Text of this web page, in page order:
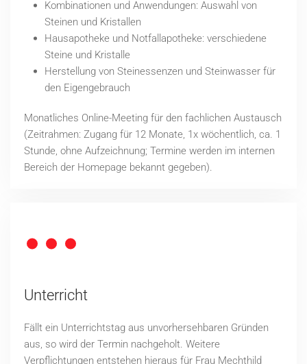
Kombinationen und Anwendungen: Auswahl von
Steinen und Kristallen
Hausapotheke und Notfallapotheke: verschiedene
Steine und Kristalle
Herstellung von Steinessenzen und Steinwasser für
den Eigengebrauch
Monatliches Online-Meeting für den fachlichen Austausch
(Zeitrahmen: Zugang für 12 Monate, 1x wöchentlich, ca. 1
Stunde, ohne Aufzeichnung; Termine werden im internen
Bereich der Homepage bekannt gegeben).
Unterricht
Fällt ein Unterrichtstag aus unvorhersehbaren Gründen
aus, so wird der Termin nachgeholt. Weitere
Verpflichtungen entstehen hieraus für Frau Mechthild